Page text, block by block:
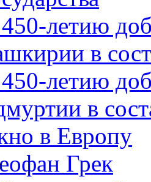
летию
в
летию
в
в Европу
Грек